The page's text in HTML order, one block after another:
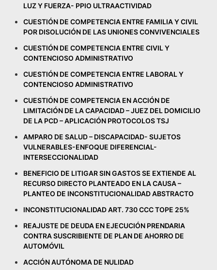
LUZ Y FUERZA- PPIO ULTRAACTIVIDAD
CUESTIÓN DE COMPETENCIA ENTRE FAMILIA Y CIVIL
POR DISOLUCIÓN DE LAS UNIONES CONVIVENCIALES
CUESTIÓN DE COMPETENCIA ENTRE CIVIL Y
CONTENCIOSO ADMINISTRATIVO
CUESTIÓN DE COMPETENCIA ENTRE LABORAL Y
CONTENCIOSO ADMINISTRATIVO
CUESTIÓN DE COMPETENCIA EN ACCIÓN DE
LIMITACIÓN DE LA CAPACIDAD – JUEZ DEL DOMICILIO
DE LA PCD – APLICACIÓN PROTOCOLOS TSJ
AMPARO DE SALUD – DISCAPACIDAD- SUJETOS
VULNERABLES-ENFOQUE DIFERENCIAL-
INTERSECCIONALIDAD
BENEFICIO DE LITIGAR SIN GASTOS SE EXTIENDE AL
RECURSO DIRECTO PLANTEADO EN LA CAUSA –
PLANTEO DE INCONSTITUCIONALIDAD ABSTRACTO
INCONSTITUCIONALIDAD ART. 730 CCC TOPE 25%
REAJUSTE DE DEUDA EN EJECUCIÓN PRENDARIA
CONTRA SUSCRIBIENTE DE PLAN DE AHORRO DE
AUTOMÓVIL
ACCIÓN AUTÓNOMA DE NULIDAD